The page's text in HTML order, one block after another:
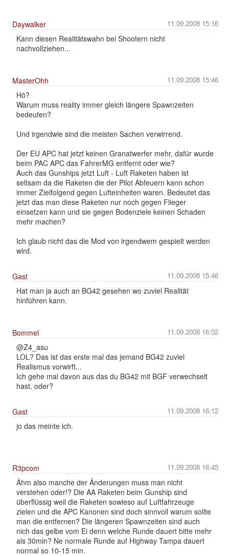
11.09.2008 15:16
Daywalker
Kann diesen Realitätswahn bei Shootern nicht
nachvollziehen...
11.09.2008 15:46
MasterOhh
Hö?
Warum muss reality immer gleich längere Spawnzeiten
bedeuten?
Und irgendwie sind die meisten Sachen verwirrend.
Der EU APC hat jetzt keinen Granatwerfer mehr, dafür wurde
beim PAC APC das FahrerMG entfernt oder wie?
Auch das Gunships jetzt Luft - Luft Raketen haben ist
seltsam da die Raketen die der Pilot Abfeuern kann schon
immer Zielfolgend gegen Lufteinheiten waren. Bedeutet das
jetzt das man diese Raketen nur noch gegen Flieger
einsetzen kann und sie gegen Bodenziele keinen Schaden
mehr machen?
Ich glaub nicht das die Mod von irgendwem gespielt werden
wird.
11.09.2008 15:46
Gast
Hat man ja auch an BG42 gesehen wo zuviel Realität
hinführen kann.
11.09.2008 16:02
Bommel
@Z4_asu
LOL? Das ist das erste mal das jemand BG42 zuviel
Realismus vorwirft...
Ich gehe mal davon aus das du BG42 mit BGF verwechselt
hast, oder?
11.09.2008 16:12
Gast
jo das meinte ich.
11.09.2008 16:45
R3pcom
Ähm also manche der Änderungen muss man nicht
verstehen oder!? Die AA Raketen beim Gunship sind
überflüssig weil die Raketen sowieso auf Luftfahrzeuge
zielen und die APC Kanonen sind doch sinnvoll warum sollte
man die entfernen? Die längeren Spawnzeiten sind auch
nich das gelbe vom Ei denn welche Runde dauert bitte mehr
als 30min? Ne normale Runde auf Highway Tampa dauert
normal so 10-15 min.